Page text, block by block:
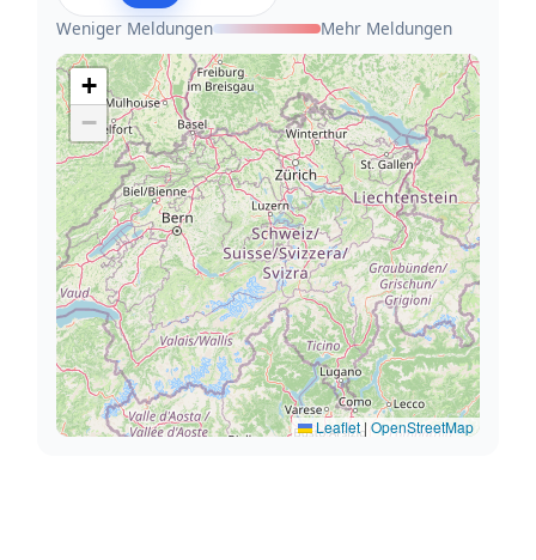
Weniger Meldungen
Mehr Meldungen
+
−
Leaflet| OpenStreetMap